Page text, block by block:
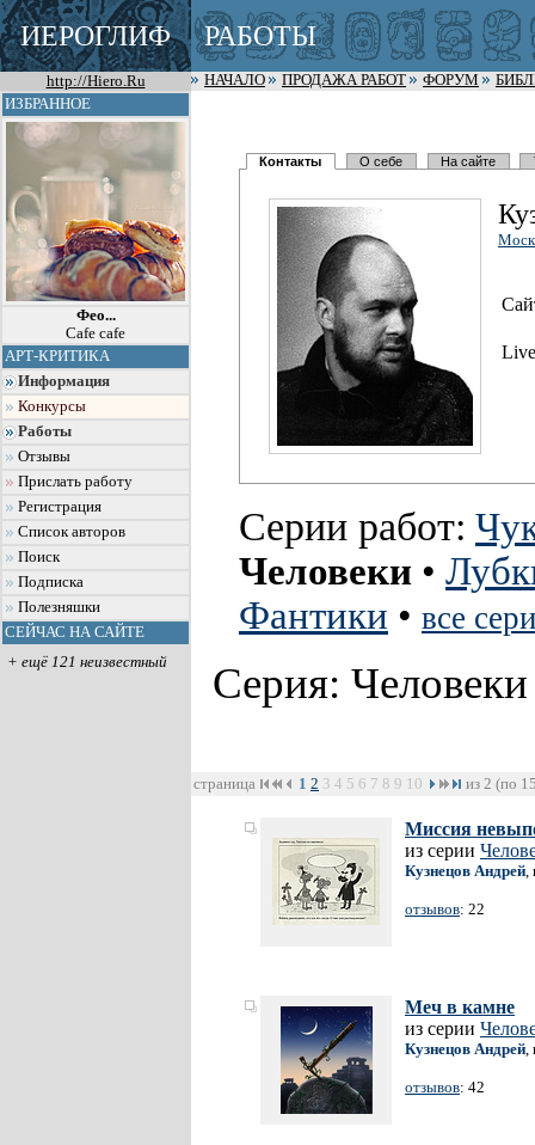
ИЕРОГЛИФ РАБОТЫ
http://Hiero.Ru НАЧАЛО ПРОДАЖА РАБОТ ФОРУМ
ИЗБРАННОЕ
Фео...
Cafe cafe
АРТ-КРИТИКА
Информация
Конкурсы
Работы
Отзывы
Прислать работу
Регистрация
Список авторов
Поиск
Подписка
Полезняшки
СЕЙЧАС НА САЙТЕ
+ ещё 121 неизвестный
Контакты О себе На сайте
Серии работ:
Человеки •
Фантики • все
Серия:
страница 1 2 3 4 5 6 7 8 9 10 из 2 (по
Миссия
из серии
Кузнецов Андрей,
отзывов: 22
Меч в камне
из серии
Кузнецов Андрей,
отзывов: 42